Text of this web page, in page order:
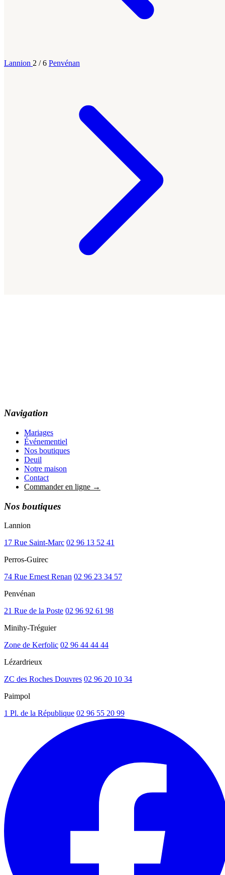
Lannion 2 / 6 Penvénan
Navigation
Mariages
Événementiel
Nos boutiques
Deuil
Notre maison
Contact
Commander en ligne →
Nos boutiques
Lannion
17 Rue Saint-Marc 02 96 13 52 41
Perros-Guirec
74 Rue Ernest Renan 02 96 23 34 57
Penvénan
21 Rue de la Poste 02 96 92 61 98
Minihy-Tréguier
Zone de Kerfolic 02 96 44 44 44
Lézardrieux
ZC des Roches Douvres 02 96 20 10 34
Paimpol
1 Pl. de la République 02 96 55 20 99